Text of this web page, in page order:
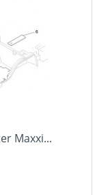
Maxxi...